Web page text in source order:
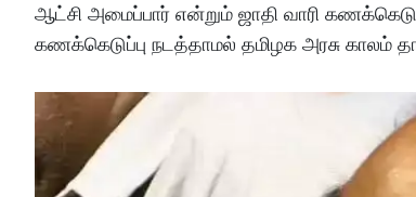
ஆட்சி அமைப்பார் என்றும் ஜாதி வாரி
கணக்கெடுப்பு நடத்தாமல் தமிழக அரசு காலம்